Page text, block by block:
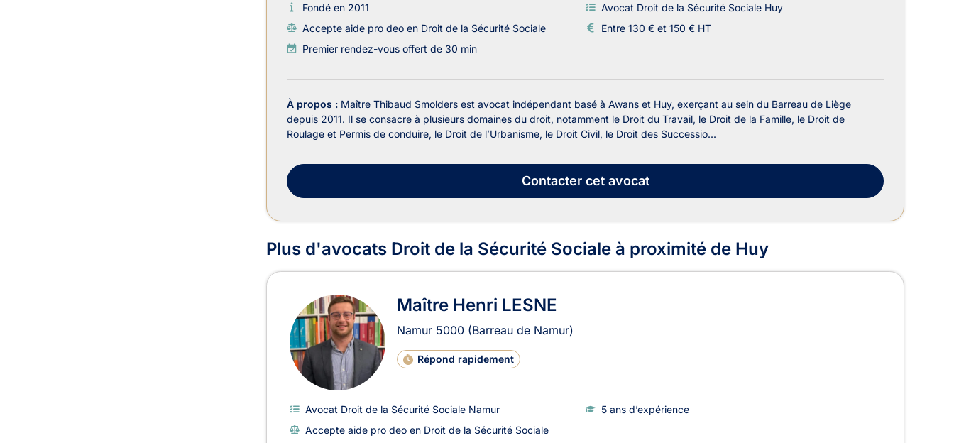
Fondé en 2011
Avocat Droit de la Sécurité Sociale Huy
Accepte aide pro deo en Droit de la Sécurité Sociale
Entre 130 € et 150 € HT
Premier rendez-vous offert de 30 min
À propos : Maître Thibaud Smolders est avocat indépendant basé à Awans et Huy, exerçant au sein du Barreau de Liège
depuis 2011. Il se consacre à plusieurs domaines du droit, notamment le Droit du Travail, le Droit de la Famille, le Droit de
Roulage et Permis de conduire, le Droit de l’Urbanisme, le Droit Civil, le Droit des Successio...
Contactercet avocat
Plus d'avocats Droit de la Sécurité Sociale à proximité de Huy
Maître Henri LESNE
Namur 5000 (Barreau de Namur)
Répond rapidement
Avocat Droit de la Sécurité Sociale Namur
5 ans d’expérience
Accepte aide pro deo en Droit de la Sécurité Sociale